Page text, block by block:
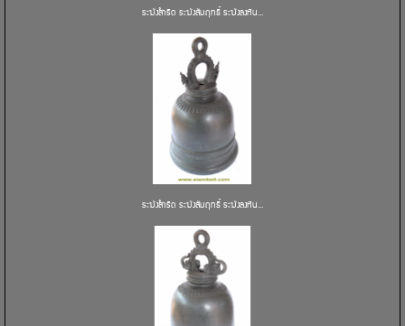
ระฆังสำริด ระฆังสัมฤทธิ์ ระฆังลงหิน...
ระฆังสำริด ระฆังสัมฤทธิ์ ระฆังลงหิน...